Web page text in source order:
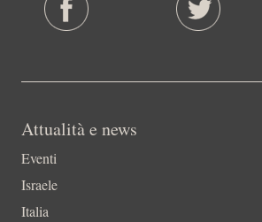
Attualità e news
Eventi
Israele
Italia